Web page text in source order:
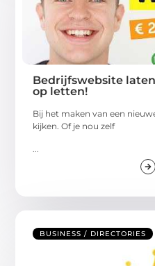
Bedrijfswebsite
op letten!
Bij het maken van een
kijken. Of je nou zelf
BUSINESS / DIRECTORIES